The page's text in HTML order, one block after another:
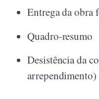
Entrega da obra
Quadro-resumo
Desistência da
arrependimento)